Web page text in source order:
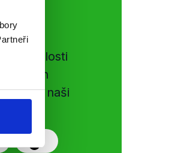
události
našich
naši